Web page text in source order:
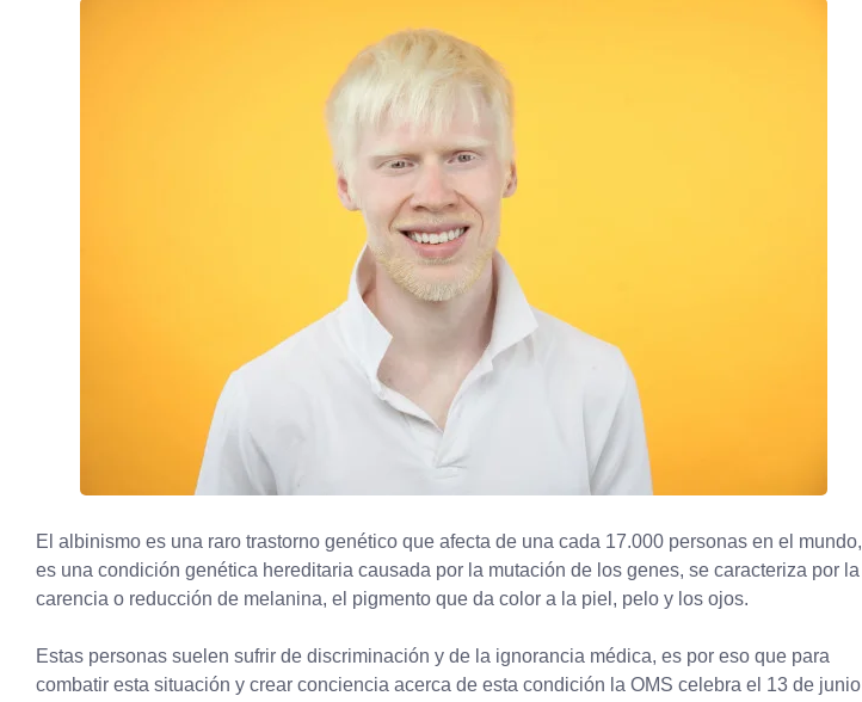
El albinismo es una raro trastorno genético que afecta de una cada 17.000 personas en el mundo,
es una condición genética hereditaria causada por la mutación de los genes, se caracteriza por la
carencia o reducción de melanina, el pigmento que da color a la piel, pelo y los ojos.
Estas personas suelen sufrir de discriminación y de la ignorancia médica, es por eso que para
combatir esta situación y crear conciencia acerca de esta condición la OMS celebra el 13 de junio